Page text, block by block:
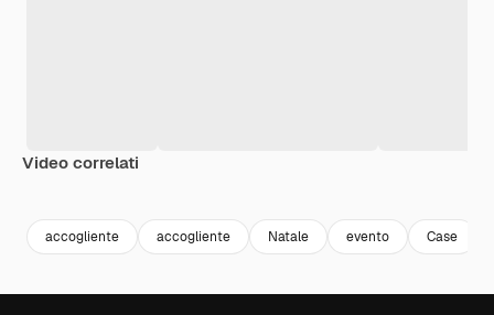
Video correlati
accogliente accogliente Natale evento Case